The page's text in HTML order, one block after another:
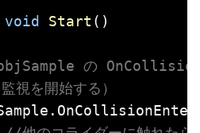
void Start ( )
の
視を開始する）